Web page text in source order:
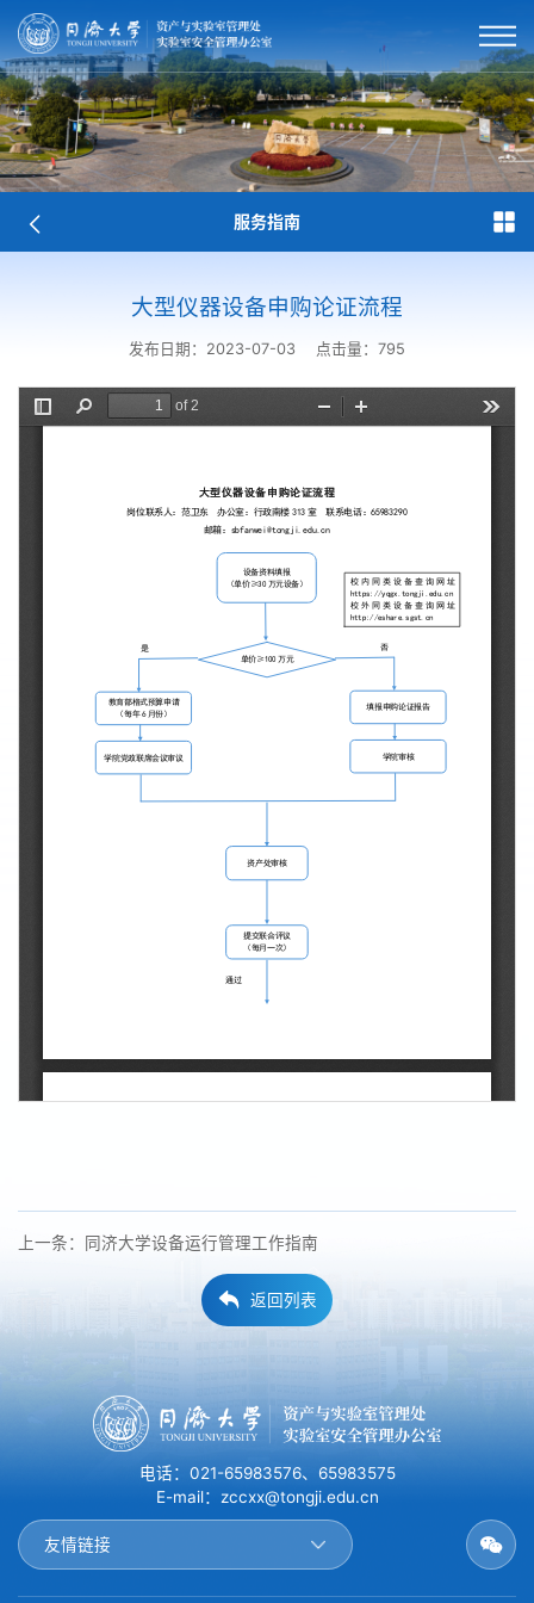
服务指南
大型仪器设备申购论证流程
发布日期：2023-07-03 点击量： 795
上一条：同济大学设备运行管理工作指南
返回列表
电话：021-65983576、65983575
E-mail：zccxx@tongji.edu.cn
友情链接